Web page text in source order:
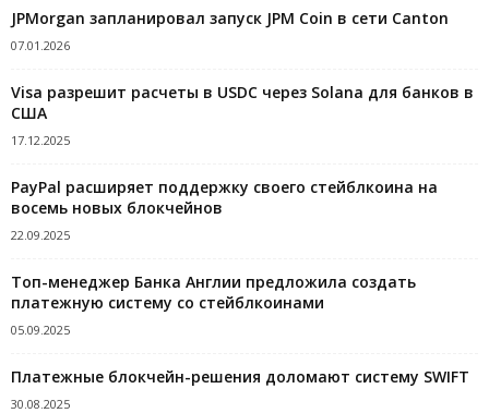
JPMorgan запланировал запуск JPM Coin в сети Canton
07.01.2026
Visa разрешит расчеты в USDC через Solana для банков в
США
17.12.2025
PayPal расширяет поддержку своего стейблкоина на
восемь новых блокчейнов
22.09.2025
Топ-менеджер Банка Англии предложила создать
платежную систему со стейблкоинами
05.09.2025
Платежные блокчейн-решения доломают систему SWIFT
30.08.2025